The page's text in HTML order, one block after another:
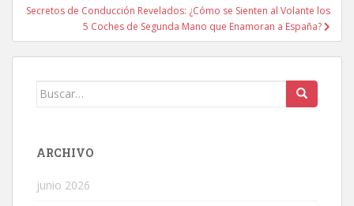
Secretos de Conducción Revelados: ¿Cómo se Sienten al Volante los
5 Coches de Segunda Mano que Enamoran a España?
Buscar:
ARCHIVO
junio 2026